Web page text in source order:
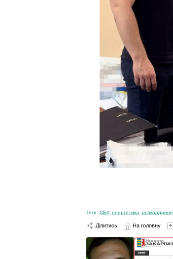
Теги: СБУ, енергетика розкрадання
Ділитись На головну